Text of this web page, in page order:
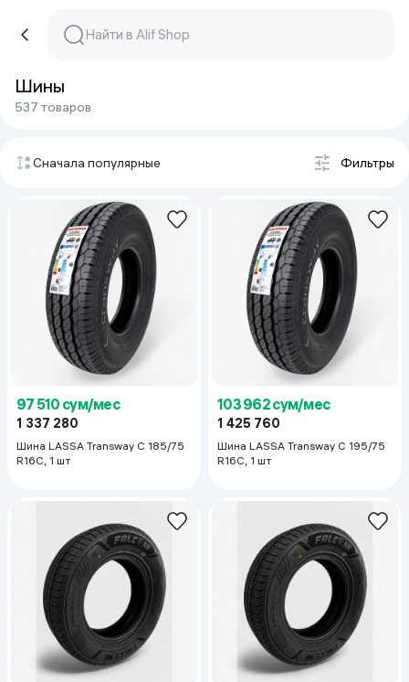
Шины
537 товаров
Сначала популярные Фильтры
97 510 сум/мес
1 337 280
Шина LASSA Transway C 185/75
R16C, 1 шт
103 962 сум/мес
1 425 760
Шина LASSA Transway C 195/75
R16С, 1 шт